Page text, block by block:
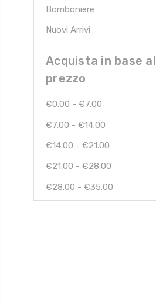
Bomboniere
Nuovi Arrivi
Acquista in base al
prezzo
€0.00 - €7.00
€7.00 - €14.00
€14.00 - €21.00
€21.00 - €28.00
€28.00 - €35.00